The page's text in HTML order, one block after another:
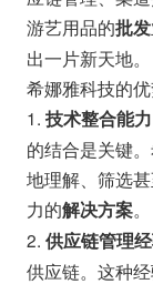
游艺用品的批发
出一片新天地。
希娜雅科技的
1. 技术整合能力
的结合是关键
地理解、筛选
力的解决方案。
2. 供应链管理
供应链。这种